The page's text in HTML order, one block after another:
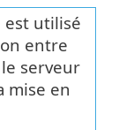
est utilisé
entre
serveur
mise en